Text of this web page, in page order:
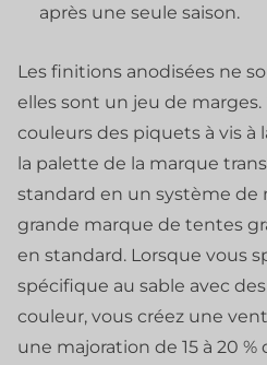
après une seule saison.
Les finitions anodisées ne
elles sont un jeu de
couleurs des piquets à vis à
la palette de la marque
standard en un système de
grande marque de tentes
en standard. Lorsque vous
spécifique au sable avec
couleur, vous créez une
une majoration de 15 à 20